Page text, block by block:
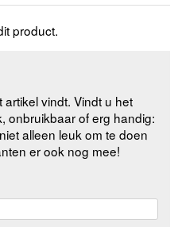
product.
vindt. Vindt u het
onbruikbaar of erg handig:
alleen leuk om te doen
er ook nog mee!